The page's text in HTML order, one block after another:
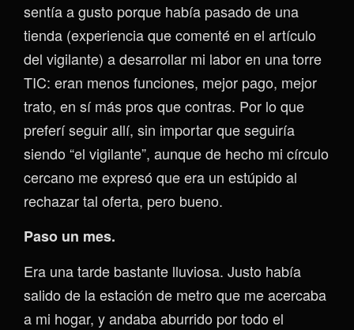
sentía a gusto porque había pasado de una
tienda (experiencia que comenté en el artículo
del vigilante) a desarrollar mi labor en una torre
TIC: eran menos funciones, mejor pago, mejor
trato, en sí más pros que contras. Por lo que
preferí seguir allí, sin importar que seguiría
siendo “el vigilante”, aunque de hecho mi círculo
cercano me expresó que era un estúpido al
rechazar tal oferta, pero bueno.
Paso un mes.
Era una tarde bastante lluviosa. Justo había
salido de la estación de metro que me acercaba
a mi hogar, y andaba aburrido por todo el